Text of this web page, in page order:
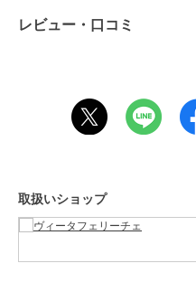
■サイズ等
●外ポケット：なし
●素材：ネオプレーン(ネオプレン)
●仕様：2way
レビュー・口コミ
取扱いショップ